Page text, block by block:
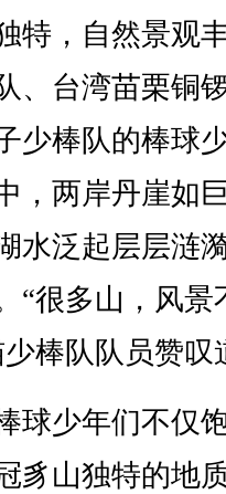
特，自然景观
、台湾苗栗铜
少棒队的棒球
，两岸丹崖如
水泛起层层涟
“很多山，风景
棒队队员赞叹
少年们不仅
豸山独特的地